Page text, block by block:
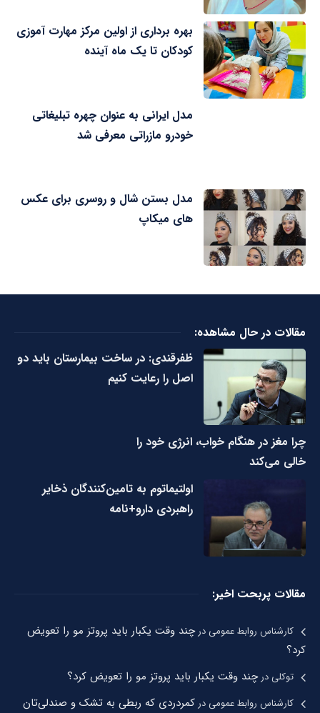
بهره برداری از اولین مرکز مهارت آموزی
کودکان تا یک ماه آینده
مدل ایرانی به عنوان چهره تبلیغاتی
خودرو مازراتی معرفی شد
مدل بستن شال و روسری برای عکس
های میکاپ
مقالات در حال مشاهده:
ظفرقندی: در ساخت بیمارستان باید دو
اصل را رعایت کنیم
چرا مغز در هنگام خواب، انرژی خود را
خالی می‌کند
اولتیماتوم به تامین‌کنندگان ذخایر
راهبردی دارو+نامه
مقالات پربحت اخیر:
کارشناس روابط عمومیدرچند وقت یکبار باید پروتز مو را تعویض
کرد؟
توکلیدرچند وقت یکبار باید پروتز مو را تعویض کرد؟
کارشناس روابط عمومیدر کمردردی که ربطی به تشک و صندلی‌تان